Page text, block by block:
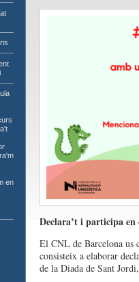
en
Declara’t i participa
El CNL de Barcelona us
consisteix a elaborar
de la Diada de Sant Jordi,